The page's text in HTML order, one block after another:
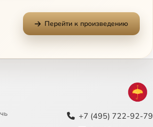
31:41
1:32:13
2:46:28
Перейти к произведению
+7 (495) 722-92-79